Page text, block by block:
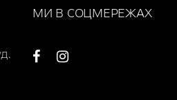
МИ В СОЦМЕРЕЖАХ